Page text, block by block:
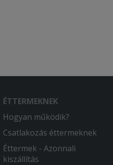
ÉTTERMEKNEK
Hogyan működik?
Csatlakozás éttermeknek
Éttermek - Azonnali
kiszállítás